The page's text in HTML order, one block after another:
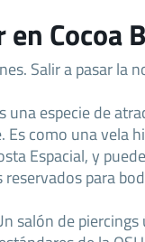
Cocoa
Salir a pasar la
una especie de
Es como una vela
Espacial, y
reservados para
salón de